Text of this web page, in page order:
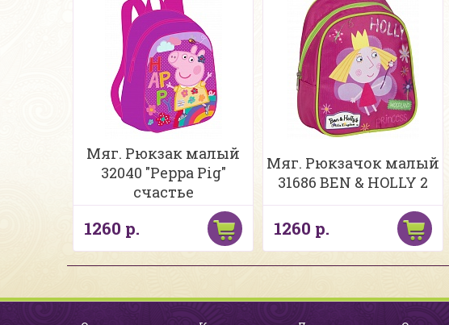
Мяг. Рюкзак малый
32040 "Peppa Pig"
счастье
1260 р.
Мяг. Рюкзачок малый
31686 BEN & HOLLY 2
1260 р.